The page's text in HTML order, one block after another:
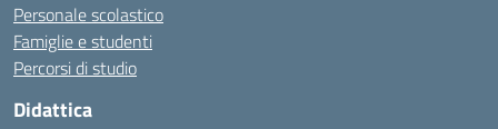
Personale scolastico
Famiglie e studenti
Percorsi di studio
Didattica